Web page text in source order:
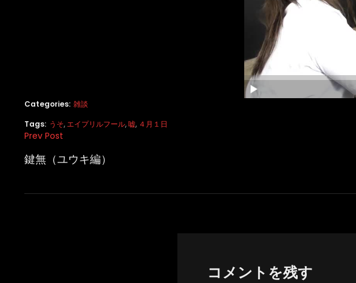
Categories: 雑談
Tags: うそ,エイプリルフール,嘘, ４月１日
投
稿
ビ
Previous
Post
Prev Post
鍵無（ユウキ編）
コメントを残す